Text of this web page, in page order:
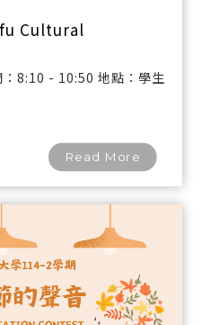
8:10 - 10:50 地點：學生
Read More